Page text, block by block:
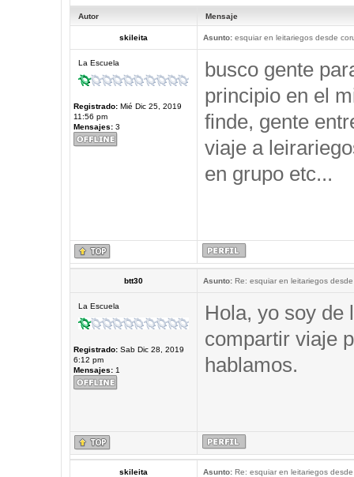
Autor Mensaje
skileita Asunto:esquiar en leitariegos desde
La Escuela
Registrado:Mié Dic 25, 2019
11:56 pm
Mensajes:3
busco gente
principio en el
finde, gente
viaje a
en grupo etc...
btt30 Asunto:Re: esquiar en leitariegos
La Escuela
Registrado:Sab Dic 28, 2019
6:12 pm
Mensajes:1
Hola, yo soy de
compartir viaje
hablamos.
skileita Asunto:Re: esquiar en leitariegos